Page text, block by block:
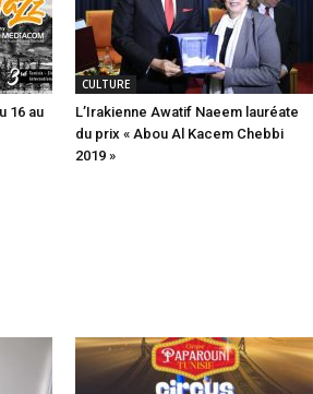
16 au
CULTURE
L’Irakienne Awatif Naeem lauréate
du prix « Abou Al Kacem Chebbi
2019 »